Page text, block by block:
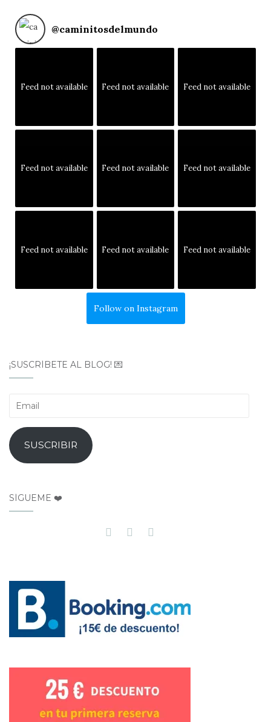
@caminitosdelmundo
Feed not available Feed not available Feed not available
Feed not available Feed not available Feed not available
Feed not available Feed not available Feed not available
Follow on Instagram
¡SUSCRÍBETE AL BLOG! 💌
Email
SUSCRIBIR
SÍGUEME ❤️